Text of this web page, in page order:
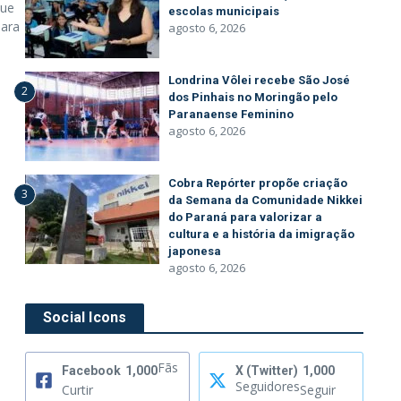
escolas municipais
agosto 6, 2026
2
Londrina Vôlei recebe São José
dos Pinhais no Moringão pelo
Paranaense Feminino
agosto 6, 2026
3
Cobra Repórter propõe criação
da Semana da Comunidade Nikkei
do Paraná para valorizar a
cultura e a história da imigração
japonesa
agosto 6, 2026
Social Icons
Facebook 1,000Fãs
Curtir
X (Twitter) 1,000
SeguidoresSeguir